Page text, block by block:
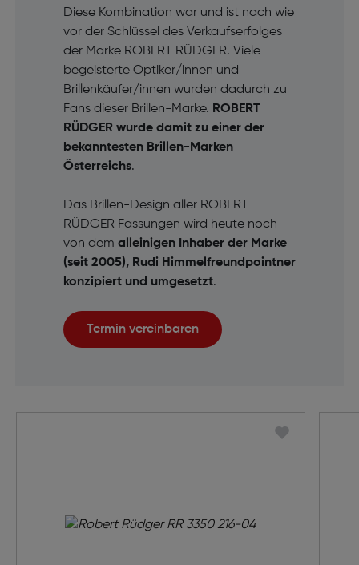
Diese Kombination war und ist nach wie
vor der Schlüssel des Verkaufserfolges
der Marke ROBERT RÜDGER. Viele
begeisterte Optiker/innen und
Brillenkäufer/innen wurden dadurch zu
Fans dieser Brillen-Marke. ROBERT
RÜDGER wurde damit zu einer der
bekanntesten Brillen-Marken
Österreichs.
Das Brillen-Design aller ROBERT
RÜDGER Fassungen wird heute noch
von dem alleinigen Inhaber der Marke
(seit 2005), Rudi Himmelfreundpointner
konzipiert und umgesetzt.
Termin vereinbaren